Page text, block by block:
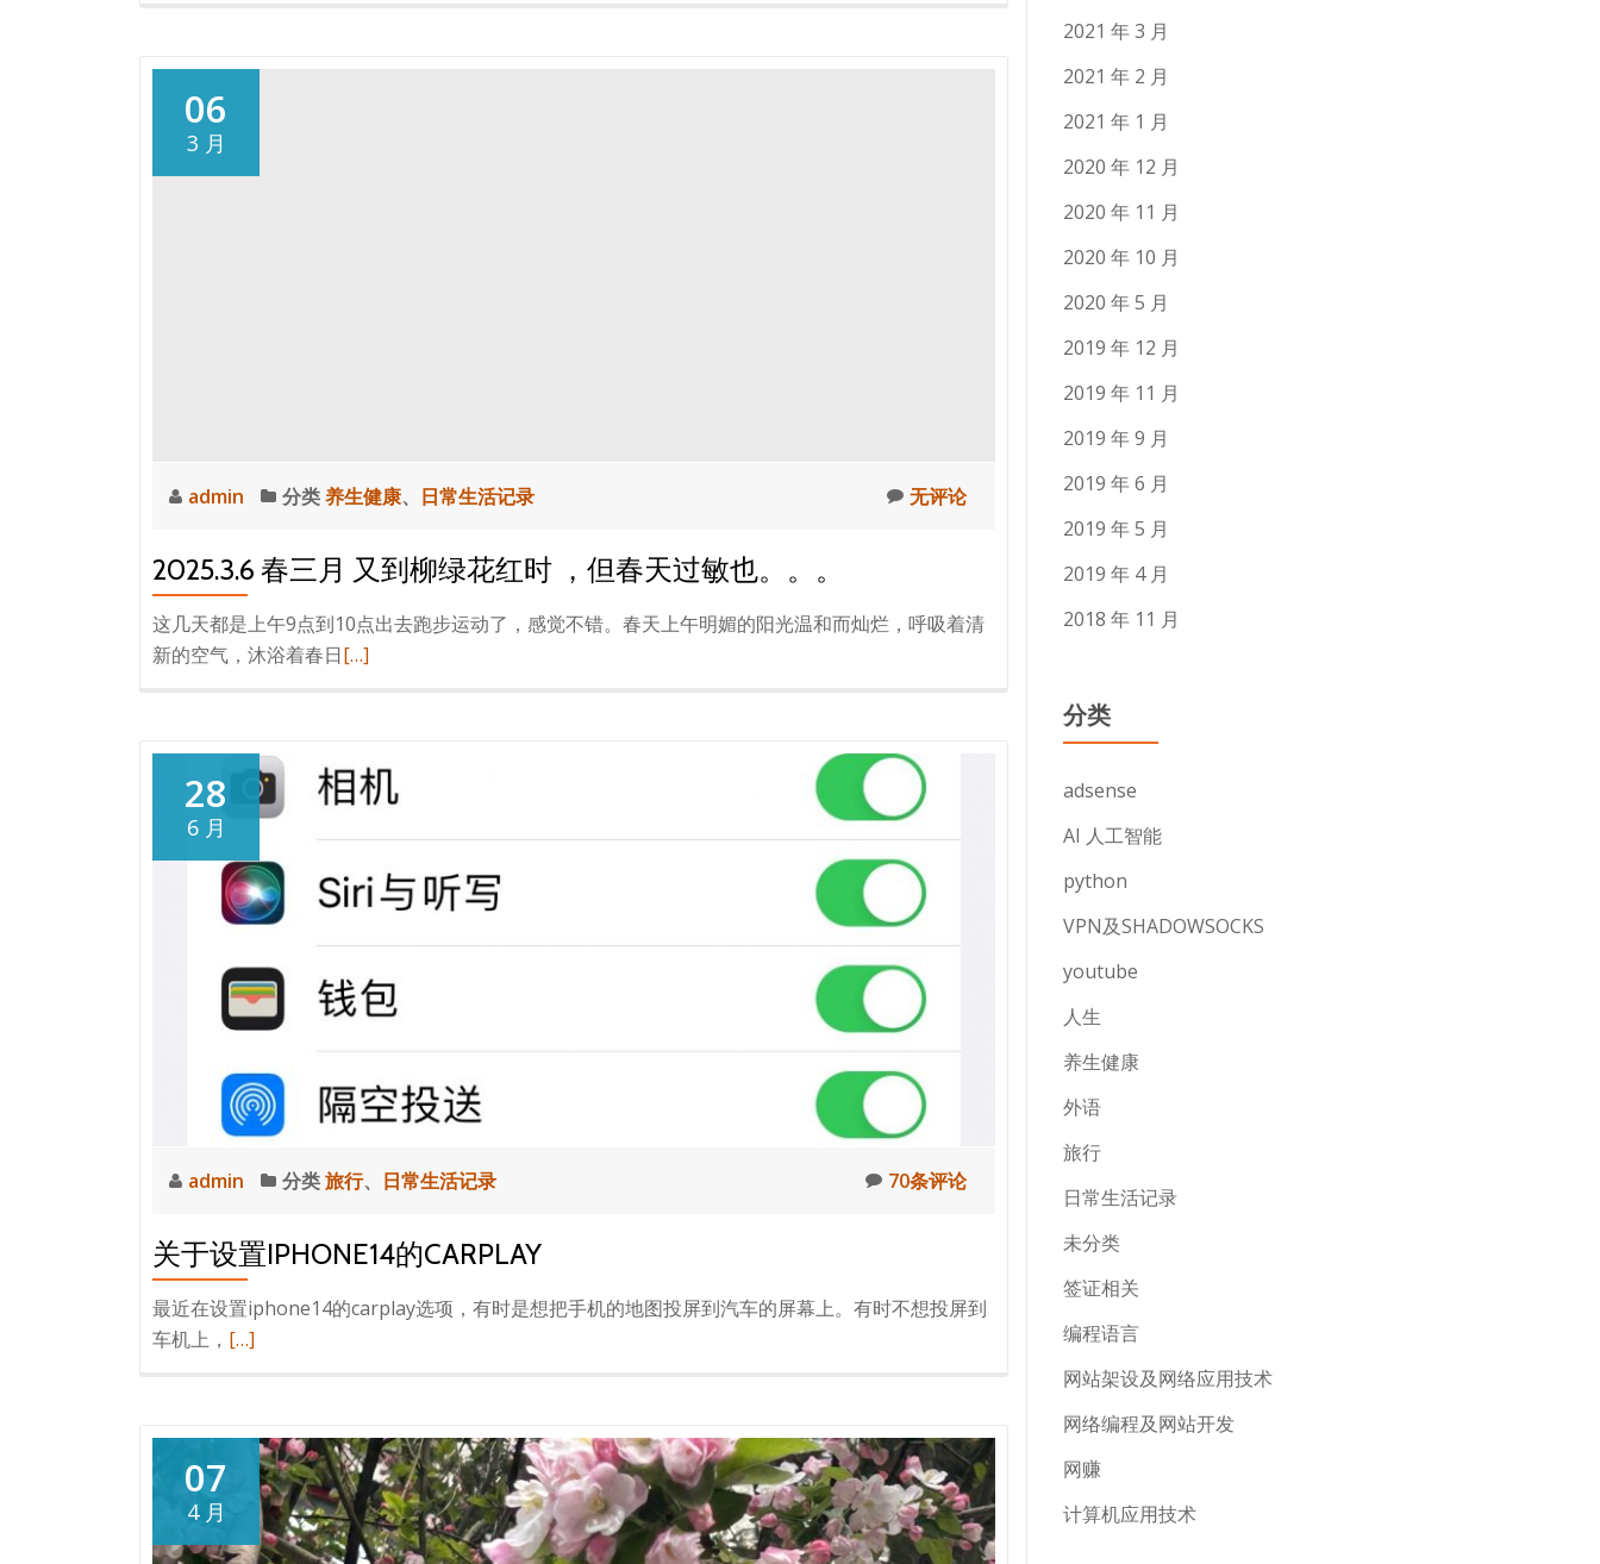
06
3 月
admin 分类养生健康、 日常生活记录 无评论
2025.3.6 春三月 又到柳绿花红时 ，但春天过敏也。。。
这几天都是上午9点到10点出去跑步运动了，感觉不错。春天上午明媚的阳光温和而灿烂，呼吸着清
新的空气，沐浴着春日阅
2025.3.6
春
三
月
又
绿
花
时
，
春
过
敏
也。。。
[…]
28
6 月
admin 分类旅行、 日常生活记录 70条评论
关于设置IPHONE14的CARPLAY
最近在设置iphone14的carplay选项，有时是想把手机的地图投屏到汽车的屏幕上。有时不想投屏到
车机上， 阅
置
[…]
07
4 月
2021 年 3 月
2021 年 2 月
2021 年 1 月
2020 年 12 月
2020 年 11 月
2020 年 10 月
2020 年 5 月
2019 年 12 月
2019 年 11 月
2019 年 9 月
2019 年 6 月
2019 年 5 月
2019 年 4 月
2018 年 11 月
分类
adsense
AI 人工智能
python
VPN及SHADOWSOCKS
youtube
人生
养生健康
外语
旅行
日常生活记录
未分类
签证相关
编程语言
网站架设及网络应用技术
网络编程及网站开发
网赚
计算机应用技术